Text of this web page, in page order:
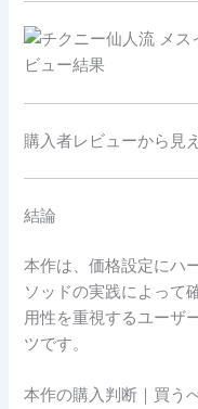
購入者レビューから見
結論
本作は、価格設定にハ
ソッドの実践によって
用性を重視するユーザ
ツです。
本作の購入判断｜買う